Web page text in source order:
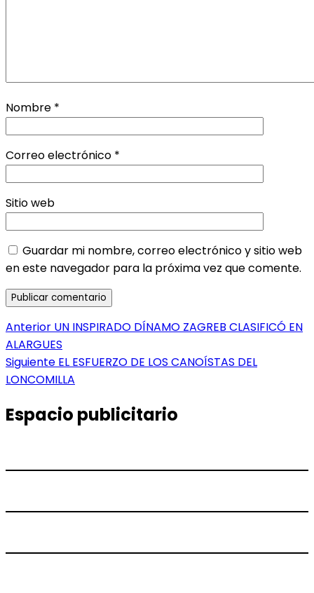
Nombre *
Correo electrónico *
Sitio web
Guardar mi nombre, correo electrónico y sitio web
en este navegador para la próxima vez que comente.
Navegación
de
entradas
Anterior Entrada
anterior:
UN INSPIRADO DÍNAMO ZAGREB CLASIFICÓ EN
ALARGUES
Siguiente Entrada
siguiente:
EL ESFUERZO DE LOS CANOÍSTAS DEL
LONCOMILLA
Espacio publicitario